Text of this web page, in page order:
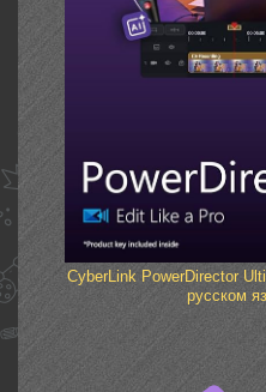
CyberLink PowerDirector
русском